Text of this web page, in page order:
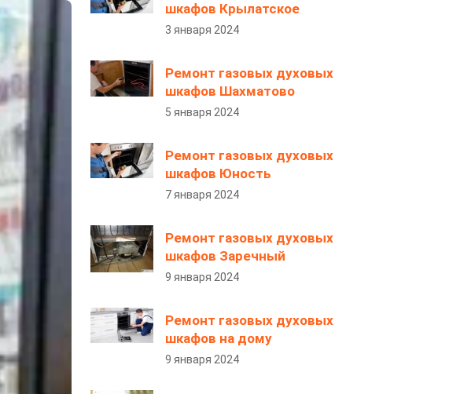
шкафов Крылатское
3 января 2024
Ремонт газовых духовых
шкафов Шахматово
5 января 2024
Ремонт газовых духовых
шкафов Юность
7 января 2024
Ремонт газовых духовых
шкафов Заречный
9 января 2024
Ремонт газовых духовых
шкафов на дому
9 января 2024